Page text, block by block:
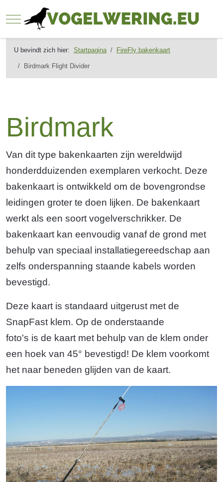
Mobile Menu Toggle
U bevindt zich hier: Startpagina FireFly bakenkaart
Birdmark Flight Divider
Birdmark
Van dit type bakenkaarten zijn wereldwijd
honderdduizenden exemplaren verkocht. Deze
bakenkaart is ontwikkeld om de bovengrondse
leidingen groter te doen lijken. De bakenkaart
werkt als een soort vogelverschrikker. De
bakenkaart kan eenvoudig vanaf de grond met
behulp van speciaal installatiegereedschap aan
zelfs onderspanning staande kabels worden
bevestigd.
Deze kaart is standaard uitgerust met de
SnapFast klem. Op de onderstaande
foto's is de kaart met behulp van de klem onder
een hoek van 45° bevestigd! De klem voorkomt
het naar beneden glijden van de kaart.